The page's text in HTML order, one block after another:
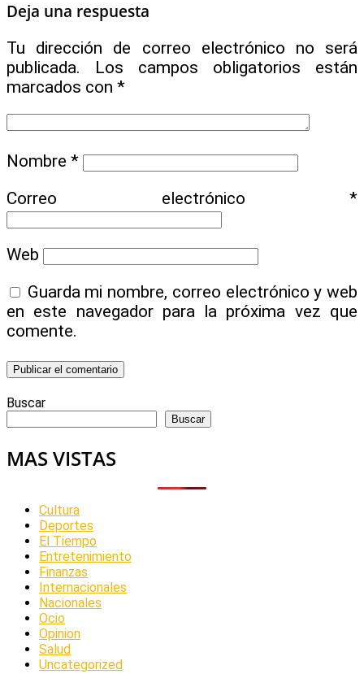
Deja una respuesta
Tu dirección de correo electrónico no será
publicada.
Los campos obligatorios están
marcados con *
Nombre *
Correo electrónico *
Web
Guarda mi nombre, correo electrónico y web
en este navegador para la próxima vez que
comente.
Buscar
Buscar
MAS VISTAS
Cultura
Deportes
El Tiempo
Entretenimiento
Finanzas
Internacionales
Nacionales
Ocio
Opinion
Salud
Uncategorized